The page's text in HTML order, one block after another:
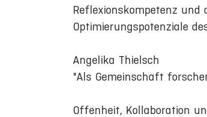
Reflexionskompetenz und
Optimierungspotenziale
Angelika Thielsch
"Als Gemeinschaft
Offenheit, Kollaboration